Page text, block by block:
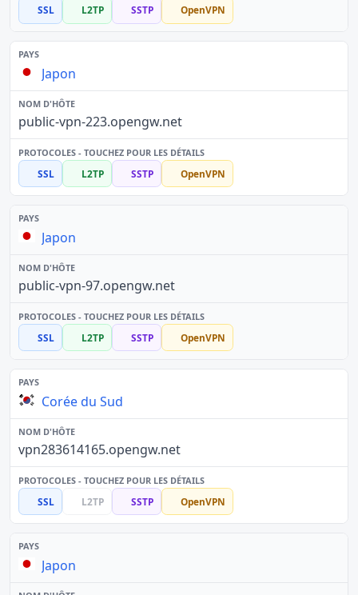
SSL L2TP SSTP OpenVPN
Japon
public-vpn-223.opengw.net
SSL L2TP SSTP OpenVPN
Japon
public-vpn-97.opengw.net
SSL L2TP SSTP OpenVPN
Corée du Sud
vpn283614165.opengw.net
SSL L2TP SSTP OpenVPN
Japon